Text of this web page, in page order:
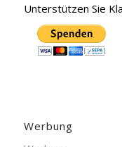
Unterstützen Sie
Werbung